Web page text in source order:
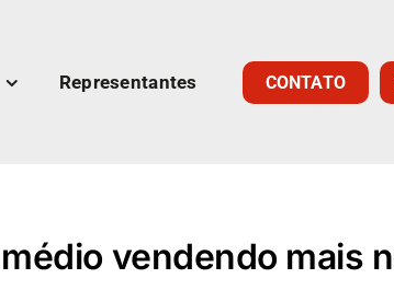
Representantes CONTATO
vendendo mais